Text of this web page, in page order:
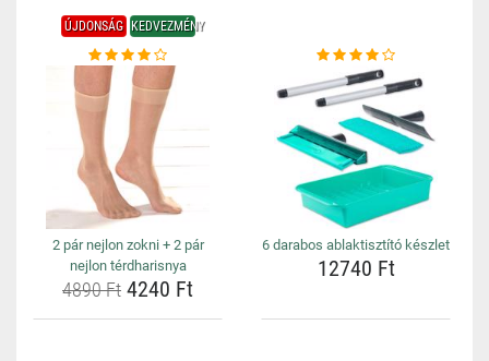
ÚJDONSÁG KEDVEZMÉNY
2 pár nejlon zokni + 2 pár
nejlon térdharisnya
4890 Ft 4240 Ft
6 darabos ablaktisztító készlet
12740 Ft